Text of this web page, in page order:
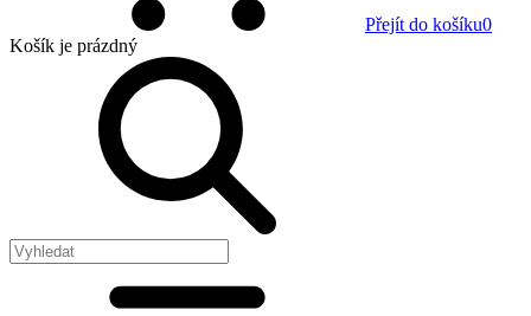
Přejít do košíku0
Košík je prázdný